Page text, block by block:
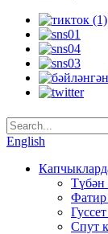
English
Түбән
Фатир
Спут